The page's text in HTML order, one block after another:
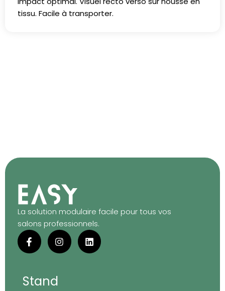
tissu. Facile à transporter.
La solution modulaire facile pour tous vos
salons professionnels.
F
a
c
o
o
I
n
s
L
i
n
Stand